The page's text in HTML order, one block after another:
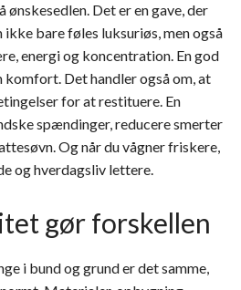
ønskesedlen. Det er en gave, der
ikke bare føles luksuriøs, men også
energi og koncentration. En god
komfort. Det handler også om, at
for at restituere. En
spændinger, reducere smerter
Og når du vågner friskere,
og hverdagsliv lettere.
gør forskellen
i bund og grund er det samme,